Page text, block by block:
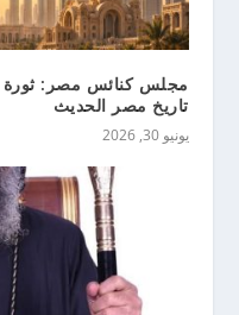
تاريخ مصر الحديث
يونيو 30, 2026